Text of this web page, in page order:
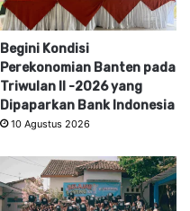
Begini Kondisi
Perekonomian Banten pada
Triwulan II -2026 yang
Dipaparkan Bank Indonesia
10 Agustus 2026